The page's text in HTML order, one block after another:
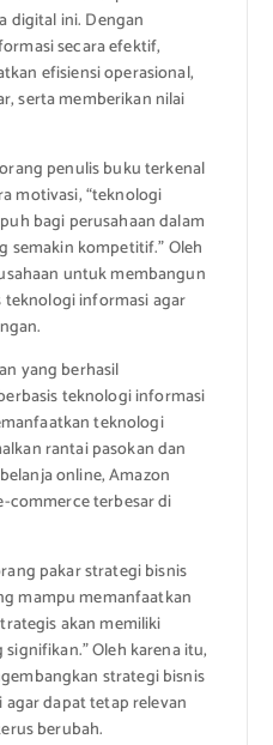
digital ini. Dengan
secara efektif,
efisiensi operasional,
serta memberikan nilai
penulis buku terkenal
motivasi, “teknologi
bagi perusahaan dalam
semakin kompetitif.” Oleh
untuk membangun
teknologi informasi agar
yang berhasil
teknologi informasi
teknologi
rantai pasokan dan
online, Amazon
commerce terbesar di
pakar strategi bisnis
mampu memanfaatkan
akan memiliki
Oleh karena itu,
strategi bisnis
dapat tetap relevan
berubah.